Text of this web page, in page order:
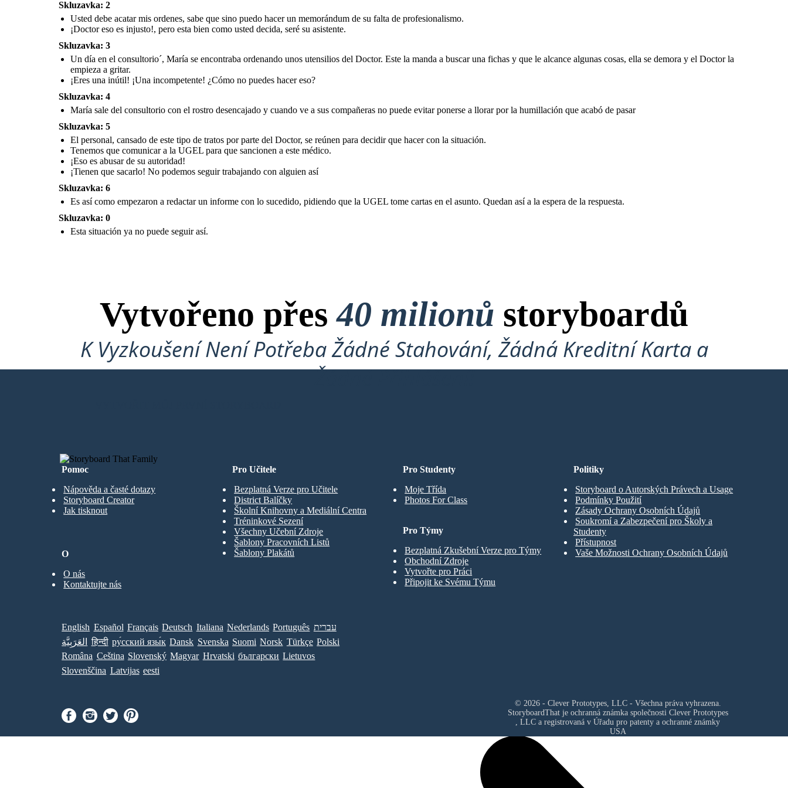
Es así como empezaron a redactar un informe con lo sucedido,
pidiendo que la UGEL tome cartas en el asunto. Quedan así a la espera
Skluzavka: 2
Usted debe acatar mis ordenes, sabe que sino puedo hacer un memorándum de su falta de profesionalismo.
¡Doctor eso es injusto!, pero esta bien como usted decida, seré su asistente.
Skluzavka: 3
Un día en el consultorio´, María se encontraba ordenando unos utensilios del Doctor. Este la manda a buscar una fichas y que le alcance algunas cosas, ella se demora y el Doctor la
empieza a gritar.
¡Eres una inútil! ¡Una incompetente! ¿Cómo no puedes hacer eso?
Skluzavka: 4
María sale del consultorio con el rostro desencajado y cuando ve a sus compañeras no puede evitar ponerse a llorar por la humillación que acabó de pasar
Skluzavka: 5
El personal, cansado de este tipo de tratos por parte del Doctor, se reúnen para decidir que hacer con la situación.
Tenemos que comunicar a la UGEL para que sancionen a este médico.
¡Eso es abusar de su autoridad!
¡Tienen que sacarlo! No podemos seguir trabajando con alguien así
Skluzavka: 6
Es así como empezaron a redactar un informe con lo sucedido, pidiendo que la UGEL tome cartas en el asunto. Quedan así a la espera de la respuesta.
Skluzavka: 0
Esta situación ya no puede seguir así.
Vytvořeno přes40 milionů storyboardů
K Vyzkoušení Není Potřeba Žádné Stahování, Žádná Kreditní Karta a
Žádné Přihlášení!
Pomoc
Nápověda a časté dotazy
Storyboard Creator
Jak tisknout
Pro Studenty
Moje Třída
Photos For Class
Pro Učitele
Bezplatná Verze pro Učitele
District Balíčky
Školní Knihovny a Mediální Centra
Tréninkové Sezení
Všechny Učební Zdroje
Šablony Pracovních Listů
Šablony Plakátů
Pro Týmy
Bezplatná Zkušební Verze pro Týmy
Obchodní Zdroje
Vytvořte pro Práci
Připojit ke Svému Týmu
O
O nás
Kontaktujte nás
Politiky
Storyboard o Autorských Právech a Usage
Podmínky Použití
Zásady Ochrany Osobních Údajů
Soukromí a Zabezpečení pro Školy a
Studenty
Přístupnost
Vaše Možnosti Ochrany Osobních Údajů
English Español Français Deutsch Italiana Nederlands Português עברית
العَرَبِيَّة
हिन्दी ру́сский язы́к Dansk Svenska Suomi Norsk Türkçe Polski
Româna Ceština Slovenský Magyar Hrvatski български Lietuvos
Slovenščina Latvijas eesti
© 2026 - Clever Prototypes, LLC - Všechna práva vyhrazena.
StoryboardThat je ochranná známka společnosti Clever Prototypes
, LLC a registrovaná v Úřadu pro patenty a ochranné známky
USA